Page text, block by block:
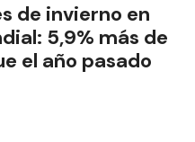
de invierno en
5,9% más de
el año pasado